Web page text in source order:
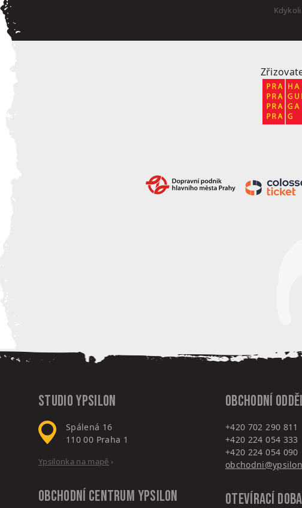
Studio Ypsilon
Spálená 16
110 00 Praha 1
Ypsilonka na mapě ›
Obchodní centrum Ypsilon
Obchodní
+420 702 290 811
+420 224 054 333
+420 224 054 090
Otevírací